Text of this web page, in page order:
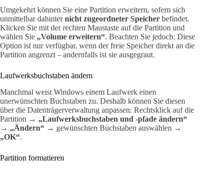
Umgekehrt können Sie eine Partition erweitern, sofern sich
unmittelbar dahinternicht zugeordneter Speicher befindet.
Klicken Sie mit der rechten Maustaste auf die Partition und
wählen Sie „Volume erweitern“. Beachten Sie jedoch: Diese
Option ist nur verfügbar, wenn der freie Speicher direkt an die
Partition angrenzt – andernfalls ist sie ausgegraut.
Laufwerksbuchstaben ändern
Manchmal weist Windows einem Laufwerk einen
unerwünschten Buchstaben zu. Deshalb können Sie diesen
über die Datenträgerverwaltung anpassen: Rechtsklick auf die
Partition → „Laufwerksbuchstaben und -pfade ändern“
→ „Ändern“ → gewünschten Buchstaben auswählen →
„OK“.
Partition formatieren